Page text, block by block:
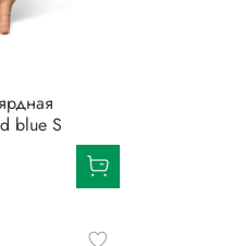
blue S